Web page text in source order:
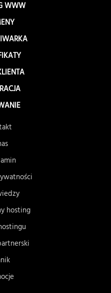
WWW
hosting